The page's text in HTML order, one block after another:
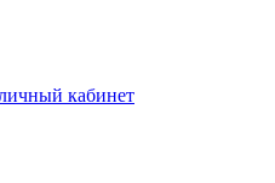
кабинет